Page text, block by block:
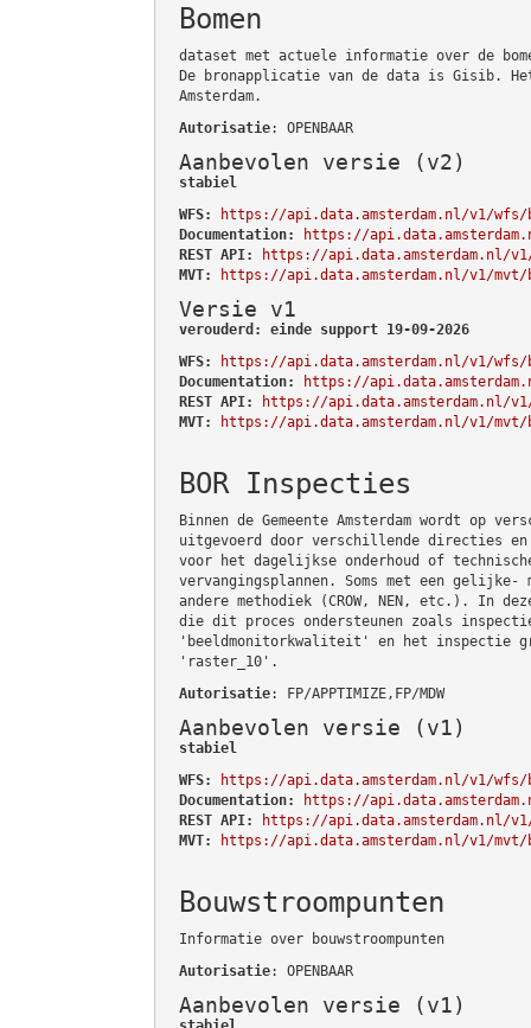
Bomen
dataset met actuele informatie over de
De bronapplicatie van de data is Gisib. Het
Amsterdam.
Autorisatie: OPENBAAR
Aanbevolen versie (v2)
stabiel
WFS:
https://api.data.amsterdam.nl/v1/wfs/
Documentation:
https://
REST API:
https://api.data.amsterdam.nl/v1/
MVT:
https://api.data.amsterdam.nl/v1/mvt/
Versie v1
verouderd: einde support 19-09-2026
WFS:
https://api.data.amsterdam.nl/v1/wfs/
Documentation:
https://
REST API:
https://api.data.amsterdam.nl/v1/
MVT:
https://api.data.amsterdam.nl/v1/mvt/
BOR Inspecties
Binnen de Gemeente Amsterdam wordt op
uitgevoerd door verschillende directies
voor het dagelijkse onderhoud of
vervangingsplannen. Soms met een gelijke-
andere methodiek (CROW, NEN, etc.). In
die dit proces ondersteunen zoals
'beeldmonitorkwaliteit' en het inspectie
'raster_10'.
Autorisatie: FP/APPTIMIZE,FP/MDW
Aanbevolen versie (v1)
stabiel
WFS:
https://api.data.amsterdam.nl/v1/wfs/
Documentation:
https://
REST API:
https://api.data.amsterdam.nl/
MVT:
https://api.data.amsterdam.nl/v1/mvt/
Bouwstroompunten
Informatie over bouwstroompunten
Autorisatie: OPENBAAR
Aanbevolen versie (v1)